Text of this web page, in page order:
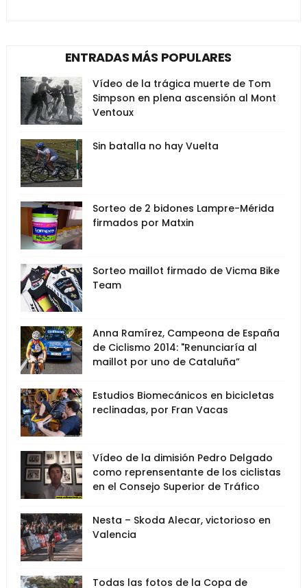
ENTRADAS MÁS POPULARES
Vídeo de la trágica muerte de Tom
Simpson en plena ascensión al Mont
Ventoux
Sin batalla no hay Vuelta
Sorteo de 2 bidones Lampre-Mérida
firmados por Matxin
Sorteo maillot firmado de Vicma Bike
Team
Anna Ramírez, Campeona de España
de Ciclismo 2014: "Renunciaría al
maillot por uno de Cataluña”
Estudios Biomecánicos en bicicletas
reclinadas, por Fran Vacas
Vídeo de la dimisión Pedro Delgado
como reprensentante de los ciclistas
en el Consejo Superior de Tráfico
Nesta – Skoda Alecar, victorioso en
Valencia
Todas las fotos de la Copa de